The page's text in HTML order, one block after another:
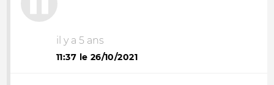
il y a 5 ans
11:37 le 26/10/2021